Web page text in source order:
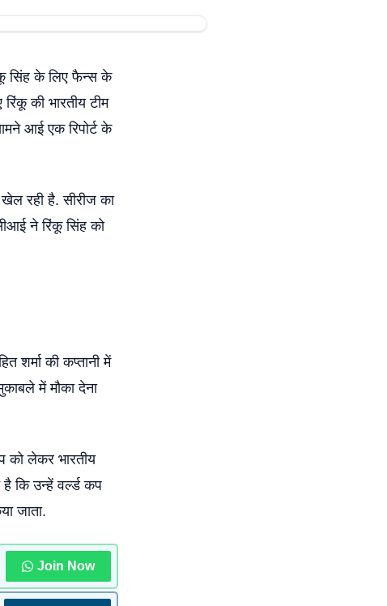
सिंह के लिए फैन्स के
की भारतीय टीम
आई एक रिपोर्ट के
रही है. सीरीज का
ने रिंकू सिंह को
शर्मा की कप्तानी में
में मौका देना
को लेकर भारतीय
कि उन्हें वर्ल्ड कप
जाता.
Join Now